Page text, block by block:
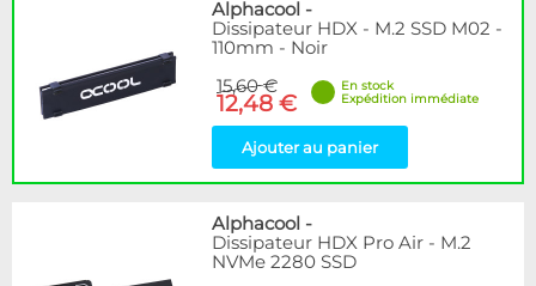
Disponibilité / Promotions
Articles en promotions
Appliquer
Alphacool -
Dissipateur HDX - M.2 SSD M02 -
110mm - Noir
15,60 €
12,48 €
En stock
Expédition immédiate
Ajouter au panier
Alphacool -
Dissipateur HDX Pro Air - M.2
NVMe 2280 SSD